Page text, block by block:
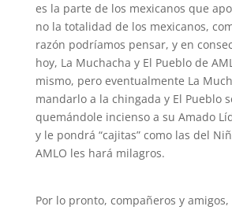
es la parte de los mexicanos que
no la totalidad de los mexicanos,
razón podríamos pensar, y en
hoy, La Muchacha y El Pueblo de
mismo, pero eventualmente La
mandarlo a la chingada y El Pueblo
quemándole incienso a su Amado
y le pondrá “cajitas” como las del
AMLO les hará milagros.
Por lo pronto, compañeros y amigos,